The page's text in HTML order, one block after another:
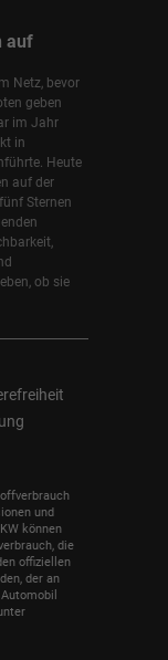
auf
Netz, bevor
geben
im Jahr
in
Heute
auf der
Sternen
ob sie
und
können
die
offiziellen
der an